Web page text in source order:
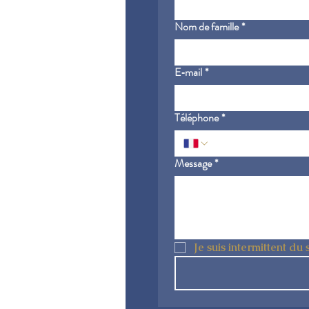
Nom de famille*
E‑mail*
Téléphone*
Message*
Je suis intermittent du